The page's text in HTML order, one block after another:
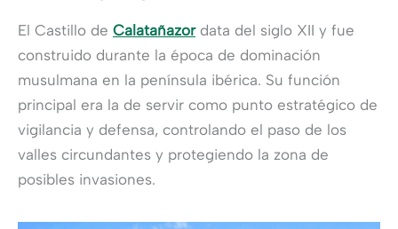
El Castillo de Calatañazordata del siglo XII y fue
construido durante la época de dominación
musulmana en la península ibérica. Su función
principal era la de servir como punto estratégico de
vigilancia y defensa, controlando el paso de los
valles circundantes y protegiendo la zona de
posibles invasiones.